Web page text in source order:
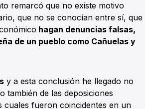
remarcó que no existe motivo
que no se conocían entre sí, que
hagan denuncias falsas,
de un pueblo como Cañuelas y
y a esta conclusión he llegado no
también de las deposiciones
cuales fueron coincidentes en un